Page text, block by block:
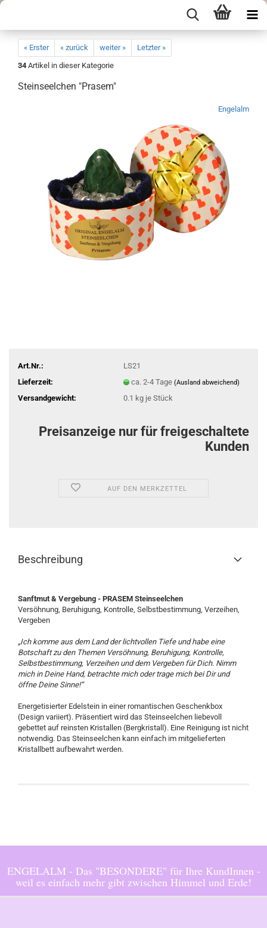
« Erster « zurück weiter »
Letzter »
34 Artikel in dieser Kategorie
Steinseelchen "Prasem"
Engelalm
Art.Nr.:
LS21
Lieferzeit:
ca. 2-4 Tage (Ausland abweichend)
Versandgewicht: 0.1 kg je Stück
Preisanzeige nur für freigeschaltete
Kunden
AUF DEN MERKZETTEL
Beschreibung
Sanftmut & Vergebung - PRASEM Steinseelchen
Versöhnung, Beruhigung, Kontrolle, Selbstbestimmung, Verzeihen,
Vergeben
„Ich komme aus dem Land der lichtvollen Tiefe und habe eine
Botschaft zu den Themen Versöhnung, Beruhigung, Kontrolle,
Selbstbestimmung, Verzeihen und dem Vergeben für Dich. Nimm
mich in Deine Hand, betrachte mich oder trage mich bei Dir und
öffne Deine Sinne!“
Energetisierter Edelstein in einer romantischen Geschenkbox
(Design variiert). Präsentiert wird das Steinseelchen liebevoll
gebettet auf reinsten Kristallen (Bergkristall). Eine Reinigung ist nicht
notwendig. Das Steinseelchen kann einfach im mitgelieferten
Kristallbett aufbewahrt werden.
ENGELALM - Das "BESONDERE" für Ihre KundInnen -
weil es einfach mehr gibt zwischen Himmel und Erde!